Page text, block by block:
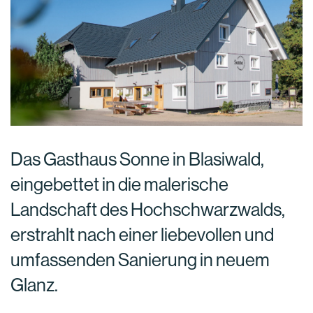
Das Gasthaus Sonne in Blasiwald,
eingebettet in die malerische
Landschaft des Hochschwarzwalds,
erstrahlt nach einer liebevollen und
umfassenden Sanierung in neuem
Glanz.